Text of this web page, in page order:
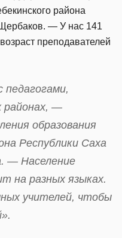
района
— У нас 141
преподавателей
педагогами,
районах, —
образования
Республики Саха
— Население
на разных языках.
учителей, чтобы